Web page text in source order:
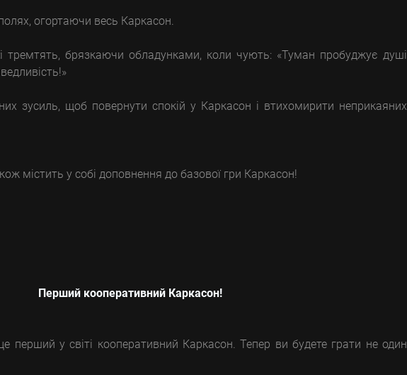
огортаючи весь Каркасон.
тремтять, брязкаючи обладунками, коли чують: «Туман пробуджує душі
зусиль, щоб повернути спокій у Каркасон і втихомирити неприкаяних
містить у собі доповнення до базової гри Каркасон!
Перший кооперативний Каркасон!
перший у світі кооперативний Каркасон. Тепер ви будете грати не один